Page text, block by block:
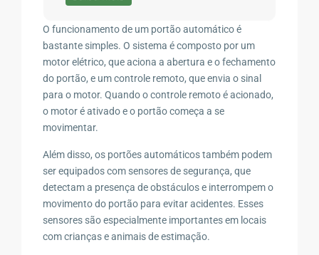
O funcionamento de um portão automático é
bastante simples. O sistema é composto por um
motor elétrico, que aciona a abertura e o fechamento
do portão, e um controle remoto, que envia o sinal
para o motor. Quando o controle remoto é acionado,
o motor é ativado e o portão começa a se
movimentar.
Além disso, os portões automáticos também podem
ser equipados com sensores de segurança, que
detectam a presença de obstáculos e interrompem o
movimento do portão para evitar acidentes. Esses
sensores são especialmente importantes em locais
com crianças e animais de estimação.